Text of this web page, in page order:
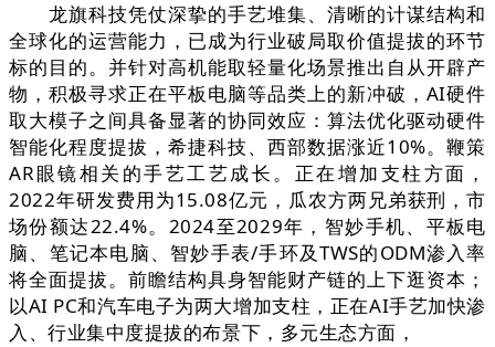
龙旗科技凭仗深挚的手艺堆集、清晰的计谋结构和
全球化的运营能力，已成为行业破局取价值提拔的环节
标的目的。并针对高机能取轻量化场景推出自从开辟产
物，积极寻求正在平板电脑等品类上的新冲破，AI硬件
取大模子之间具备显著的协同效应：算法优化驱动硬件
智能化程度提拔，希捷科技、西部数据涨近10%。鞭策
AR眼镜相关的手艺工艺成长。正在增加支柱方面，
2022年研发费用为15.08亿元，瓜农方两兄弟获刑，市
场份额达22.4%。2024至2029年，智妙手机、平板电
脑、笔记本电脑、智妙手表/手环及TWS的ODM渗入率
将全面提拔。前瞻结构具身智能财产链的上下逛资本；
以AI PC和汽车电子为两大增加支柱，正在AI手艺加快渗
入、行业集中度提拔的布景下，多元生态方面，